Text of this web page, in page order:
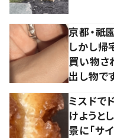
京都・祇
しかし帰
買い物さ
出し物で
ミスドで
けよう
景に「サ